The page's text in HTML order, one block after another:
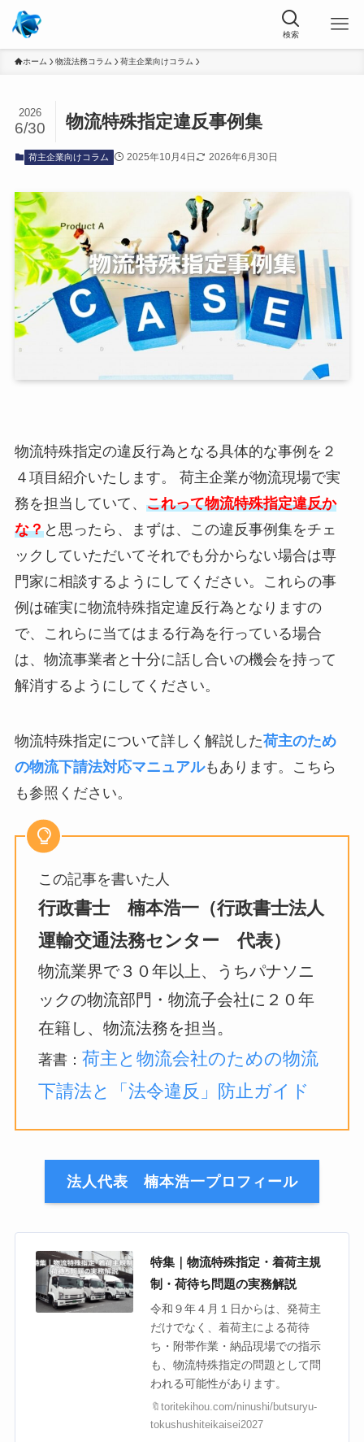
ホーム 物流法務コラム 荷主企業向けコラム
物流特殊指定違反事例集
2026
6/30
荷主企業向けコラム 2025年10月4日 2026年6月30日
物流特殊指定の違反行為となる具体的な事例を２
４項目紹介いたします。 荷主企業が物流現場で実
務を担当していて、 これって物流特殊指定違反か
な？と思ったら、まずは、この違反事例集をチェ
ックしていただいてそれでも分からない場合は専
門家に相談するようにしてください。これらの事
例は確実に物流特殊指定違反行為となりますの
で、これらに当てはまる行為を行っている場合
は、物流事業者と十分に話し合いの機会を持って
解消するようにしてください。
物流特殊指定について詳しく解説した荷主のため
の物流下請法対応マニュアルもあります。こちら
も参照ください。
この記事を書いた人
行政書士 楠本浩一（行政書士法人
運輸交通法務センター 代表）
物流業界で３０年以上、うちパナソニ
ックの物流部門・物流子会社に２０年
在籍し、物流法務を担当。
著書： 荷主と物流会社のための物流
下請法と「法令違反」防止ガイド
法人代表 楠本浩一プロフィール
特集｜物流特殊指定・着荷主規
制・荷待ち問題の実務解説
令和９年４月１日からは、発荷主
だけでなく、着荷主による荷待
ち・附帯作業・納品現場での指示
も、物流特殊指定の問題として問
われる可能性があります。
🔖toritekihou.com/ninushi/butsuryu-
tokushushiteikaisei2027